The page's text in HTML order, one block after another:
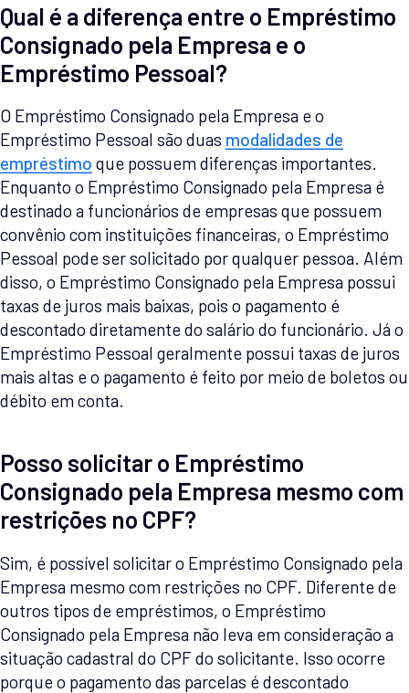
Qual é a diferença entre o Empréstimo
Consignado pela Empresa e o
Empréstimo Pessoal?
O Empréstimo Consignado pela Empresa e o
Empréstimo Pessoal são duas modalidades de
empréstimo que possuem diferenças importantes.
Enquanto o Empréstimo Consignado pela Empresa é
destinado a funcionários de empresas que possuem
convênio com instituições financeiras, o Empréstimo
Pessoal pode ser solicitado por qualquer pessoa. Além
disso, o Empréstimo Consignado pela Empresa possui
taxas de juros mais baixas, pois o pagamento é
descontado diretamente do salário do funcionário. Já o
Empréstimo Pessoal geralmente possui taxas de juros
mais altas e o pagamento é feito por meio de boletos ou
débito em conta.
Posso solicitar o Empréstimo
Consignado pela Empresa mesmo com
restrições no CPF?
Sim, é possível solicitar o Empréstimo Consignado pela
Empresa mesmo com restrições no CPF. Diferente de
outros tipos de empréstimos, o Empréstimo
Consignado pela Empresa não leva em consideração a
situação cadastral do CPF do solicitante. Isso ocorre
porque o pagamento das parcelas é descontado